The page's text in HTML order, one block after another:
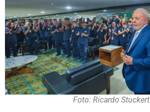
Foto: Ricardo Stuckert